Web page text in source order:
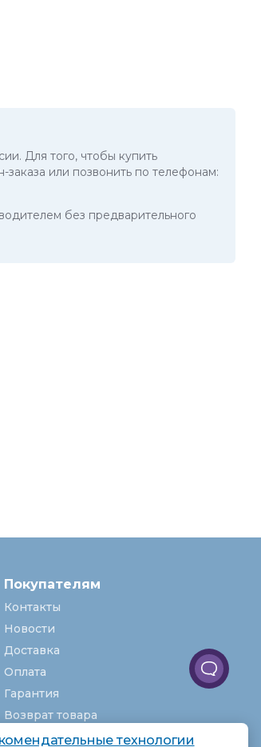
Для того, чтобы купить
или позвонить по телефонам:
без предварительного
Покупателям
Контакты
Новости
Доставка
Оплата
Гарантия
Возврат товара
Услуги
технологии